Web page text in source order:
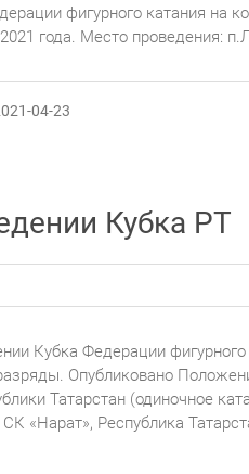
фигурного катания на
года. Место проведения:
04-23
Кубка РТ
Кубка Федерации
Опубликовано
Татарстан (одиночное
«Нарат», Республика